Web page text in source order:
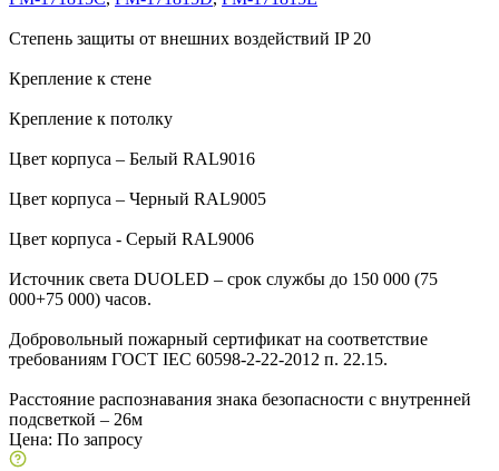
Степень защиты от внешних воздействий IP 20
Крепление к стене
Крепление к потолку
Цвет корпуса – Белый RAL9016
Цвет корпуса – Черный RAL9005
Цвет корпуса - Серый RAL9006
Источник света DUOLED – срок службы до 150 000 (75
000+75 000) часов.
Добровольный пожарный сертификат на соответствие
требованиям ГОСТ IEC 60598-2-22-2012 п. 22.15.
Расстояние распознавания знака безопасности с внутренней
подсветкой – 26м
Цена: По запросу